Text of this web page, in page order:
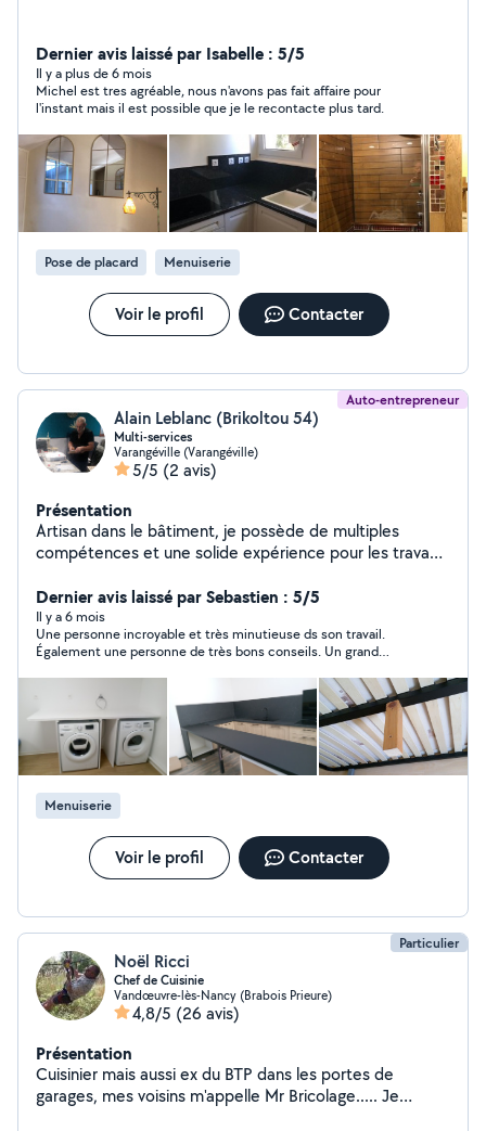
Dernier avis laissé par Isabelle : 5/5
Il y a plus de 6 mois
Michel est tres agréable, nous n'avons pas fait affaire pour
l'instant mais il est possible que je le recontacte plus tard.
Pose de placard Menuiserie
Voir le profil Contacter
Auto-entrepreneur
Alain Leblanc (Brikoltou 54)
Multi-services
Varangéville (Varangéville)
5/5 (2 avis)
Présentation
Artisan dans le bâtiment, je possède de multiples
compétences et une solide expérience pour les travaux
Peinture (murs et plafonds) - Carrelage - Menuiserie -
Montage de meuble - Rénovation de meubles - Tonte,
désherbage et taille de haies - Et tous vos petits travaux
du quotidien (pose de cadres, de luminaires...) En tant
que nouveau membre sur Allo Voisins, j'ai encore peu
d'avis mais faisons affaire ensemble et je joindrai l'outil à
l'agréable pour vous satisfaire et réaliser vos projets.
Dernier avis laissé par Sebastien : 5/5
Il y a 6 mois
Une personne incroyable et très minutieuse ds son travail.
Également une personne de très bons conseils. Un grand
de rencontrer de telle personne.merci également d’avoir
bricolé quelques trucs en plus dans le logement.
Menuiserie
Voir le profil Contacter
Particulier
Noël Ricci
Chef de Cuisinie
Vandœuvre-lès-Nancy (Brabois Prieure)
4,8/5 (26 avis)
Présentation
Cuisinier mais aussi ex du BTP dans les portes de
garages, mes voisins m'appelle Mr Bricolage..... Je